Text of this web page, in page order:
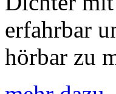
erfahrbar
hörbar zu